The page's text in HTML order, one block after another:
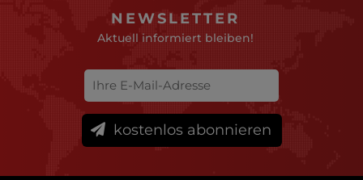
NEWSLETTER
Aktuell informiert bleiben!
kostenlos abonnieren